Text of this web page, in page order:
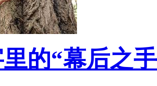
的“幕后之